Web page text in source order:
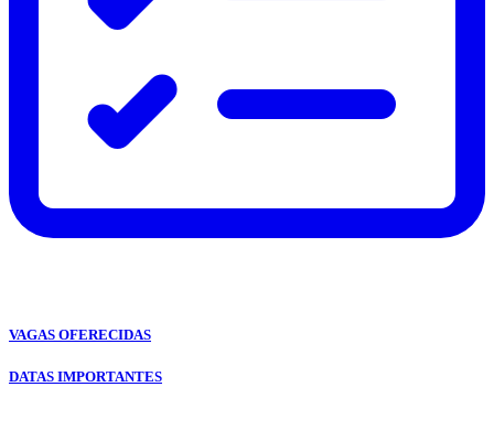
VAGAS OFERECIDAS
DATAS IMPORTANTES